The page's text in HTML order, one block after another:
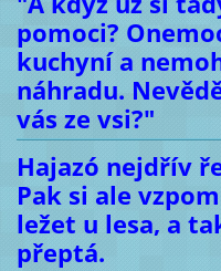
pomoci?
kuchyní a
náhradu.
vás ze vsi?"
Hajazó nejdřív
Pak si ale
ležet u lesa, a
přeptá.